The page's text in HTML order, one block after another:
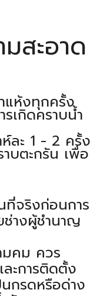
สะอาด
แห้งทุกครั้ง
เกิดคราบน้ำ
ละ 1 - 2 ครั้ง
บตะกรัน เพื่อ
ที่จริงก่อนการ
างผู้ชำนาญ
มคม ควร
ะการติดตั้ง
กรดหรือด่าง